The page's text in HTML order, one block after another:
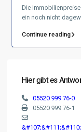
Die
ein noch nicht
Continue reading
Hier gibt es
05520 999 76-0
05520 999 76-1